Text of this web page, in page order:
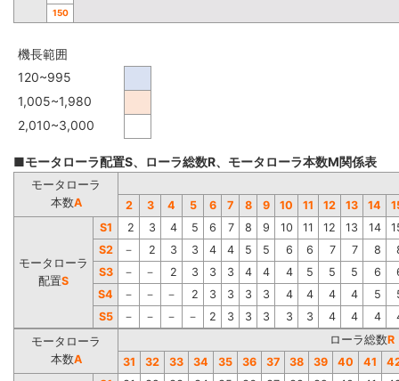
150
機長範囲
120~995
1,005~1,980
2,010~3,000
■モータローラ配置S、ローラ総数R、モータローラ本数M関係表
モータローラ
本数A 2 3 4 5 6 7 8 9 10 11 12 13 14
モータローラ
配置S
S1 2 3 4 5 6 7 8 9 10 11 12 13 14
S2
－ 2 3 3 4 4 5 5 6 6 7 7 8
S3
－ － 2 3 3 3 4 4 4 5 5 5 6
S4
－ － － 2 3 3 3 3 4 4 4 4 5
S5
－ － － － 2 3 3 3 3 3 4 4 4
モータローラ
本数A
ローラ総数R
31
32 33 34 35 36 37 38 39 40 41